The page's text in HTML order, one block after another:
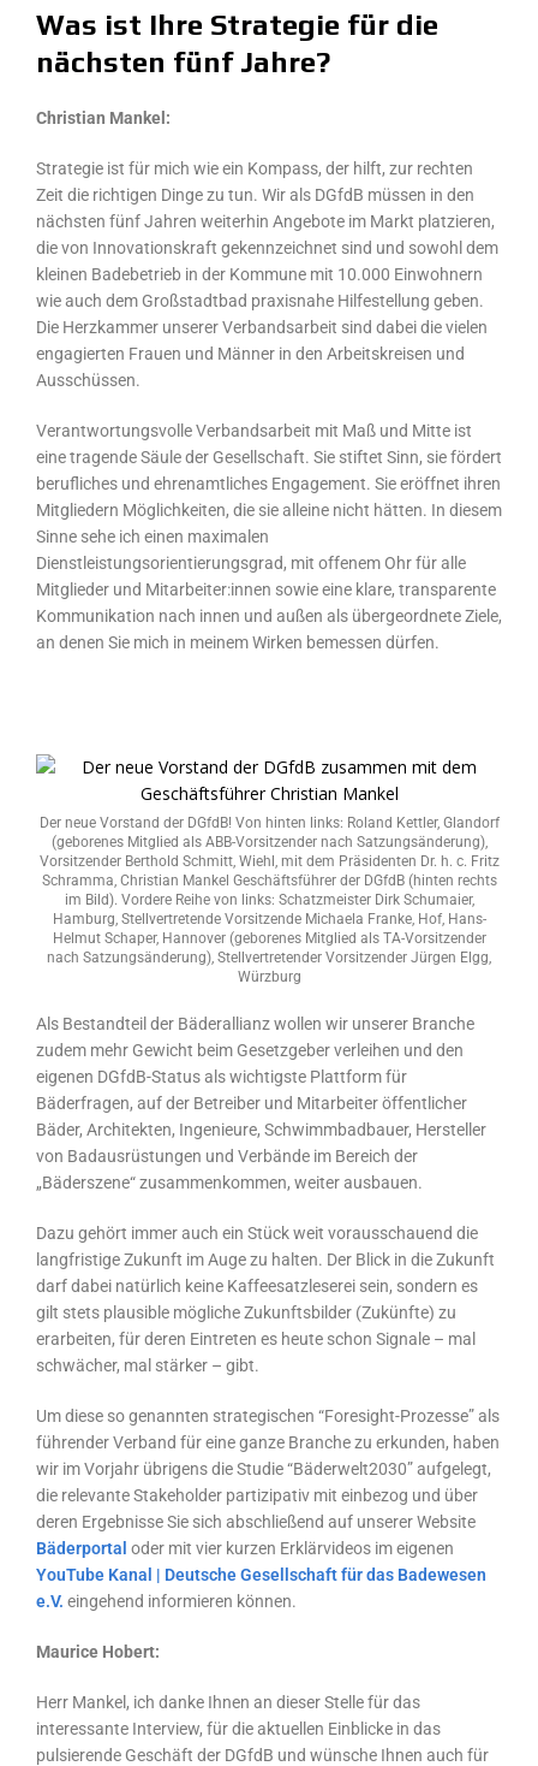
Was ist Ihre Strategie für die
nächsten fünf Jahre?
Christian Mankel:
Strategie ist für mich wie ein Kompass, der hilft, zur rechten
Zeit die richtigen Dinge zu tun. Wir als DGfdB müssen in den
nächsten fünf Jahren weiterhin Angebote im Markt platzieren,
die von Innovationskraft gekennzeichnet sind und sowohl dem
kleinen Badebetrieb in der Kommune mit 10.000 Einwohnern
wie auch dem Großstadtbad praxisnahe Hilfestellung geben.
Die Herzkammer unserer Verbandsarbeit sind dabei die vielen
engagierten Frauen und Männer in den Arbeitskreisen und
Ausschüssen.
Verantwortungsvolle Verbandsarbeit mit Maß und Mitte ist
eine tragende Säule der Gesellschaft. Sie stiftet Sinn, sie fördert
berufliches und ehrenamtliches Engagement. Sie eröffnet ihren
Mitgliedern Möglichkeiten, die sie alleine nicht hätten. In diesem
Sinne sehe ich einen maximalen
Dienstleistungsorientierungsgrad, mit offenem Ohr für alle
Mitglieder und Mitarbeiter:innen sowie eine klare, transparente
Kommunikation nach innen und außen als übergeordnete Ziele,
an denen Sie mich in meinem Wirken bemessen dürfen.
Der neue Vorstand der DGfdB! Von hinten links: Roland Kettler, Glandorf
(geborenes Mitglied als ABB-Vorsitzender nach Satzungsänderung),
Vorsitzender Berthold Schmitt, Wiehl, mit dem Präsidenten Dr. h. c. Fritz
Schramma, Christian Mankel Geschäftsführer der DGfdB (hinten rechts
im Bild). Vordere Reihe von links: Schatzmeister Dirk Schumaier,
Hamburg, Stellvertretende Vorsitzende Michaela Franke, Hof, Hans-
Helmut Schaper, Hannover (geborenes Mitglied als TA-Vorsitzender
nach Satzungsänderung), Stellvertretender Vorsitzender Jürgen Elgg,
Würzburg
Als Bestandteil der Bäderallianz wollen wir unserer Branche
zudem mehr Gewicht beim Gesetzgeber verleihen und den
eigenen DGfdB-Status als wichtigste Plattform für
Bäderfragen, auf der Betreiber und Mitarbeiter öffentlicher
Bäder, Architekten, Ingenieure, Schwimmbadbauer, Hersteller
von Badausrüstungen und Verbände im Bereich der
„Bäderszene“ zusammenkommen, weiter ausbauen.
Dazu gehört immer auch ein Stück weit vorausschauend die
langfristige Zukunft im Auge zu halten. Der Blick in die Zukunft
darf dabei natürlich keine Kaffeesatzleserei sein, sondern es
gilt stets plausible mögliche Zukunftsbilder (Zukünfte) zu
erarbeiten, für deren Eintreten es heute schon Signale – mal
schwächer, mal stärker – gibt.
Um diese so genannten strategischen “Foresight-Prozesse” als
führender Verband für eine ganze Branche zu erkunden, haben
wir im Vorjahr übrigens die Studie “Bäderwelt2030” aufgelegt,
die relevante Stakeholder partizipativ mit ein­bezog und über
deren Ergebnisse Sie sich abschließend auf unserer Website
Bäderportal oder mit vier kurzen Erklärvideos im eigenen
YouTube Kanal | Deutsche Gesellschaft für das Badewesen
e.V. eingehend informieren können.
Maurice Hobert:
Herr Mankel, ich danke Ihnen an dieser Stelle für das
interessante Interview, für die aktuellen Einblicke in das
pulsierende Geschäft der DGfdB und wünsche Ihnen auch für